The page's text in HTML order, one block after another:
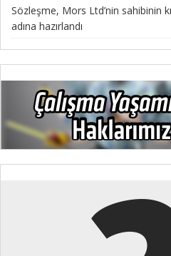
Sözleşme, Mors Ltd’nin sahibinin
adına hazırlandı